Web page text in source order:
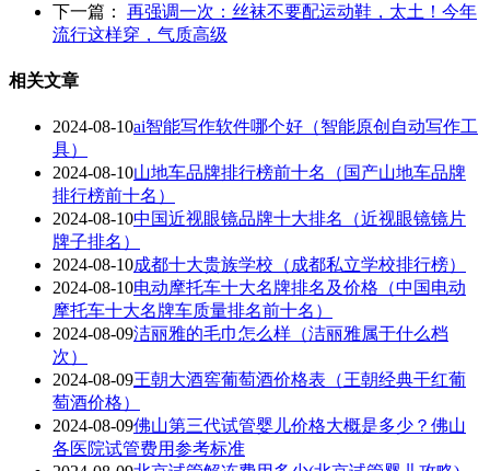
下一篇： 再强调一次：丝袜不要配运动鞋，太土！今年
流行这样穿，气质高级
相关文章
2024-08-10ai智能写作软件哪个好（智能原创自动写作工
具）
2024-08-10山地车品牌排行榜前十名（国产山地车品牌
排行榜前十名）
2024-08-10中国近视眼镜品牌十大排名（近视眼镜镜片
牌子排名）
2024-08-10成都十大贵族学校（成都私立学校排行榜）
2024-08-10电动摩托车十大名牌排名及价格（中国电动
摩托车十大名牌车质量排名前十名）
2024-08-09洁丽雅的毛巾怎么样（洁丽雅属于什么档
次）
2024-08-09王朝大酒窖葡萄酒价格表（王朝经典干红葡
萄酒价格）
2024-08-09佛山第三代试管婴儿价格大概是多少？佛山
各医院试管费用参考标准